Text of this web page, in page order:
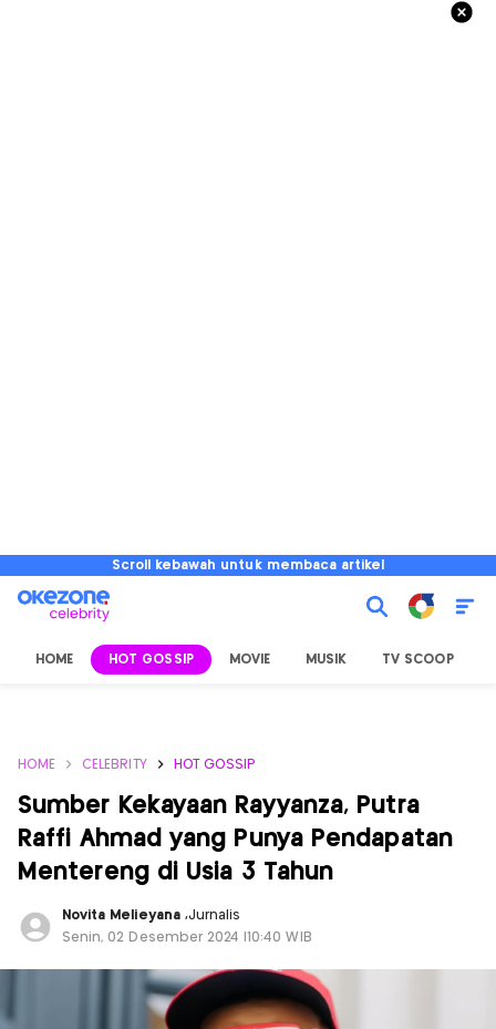
Scroll kebawah untuk membaca artikel
HOME HOT GOSSIP MOVIE MUSIK TV SCOOP
HOME CELEBRITY HOT GOSSIP
Sumber Kekayaan Rayyanza, Putra
Raffi Ahmad yang Punya Pendapatan
Mentereng di Usia 3 Tahun
Novita Melieyana ,Jurnalis
Senin, 02 Desember 2024 |10:40 WIB